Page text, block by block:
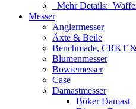
Mehr Details:
Messer
Anglermesser
Äxte & Beile
Benchmade, CRKT
Blumenmesser
Bowiemesser
Case
Damastmesser
Böker Damast